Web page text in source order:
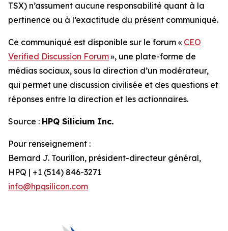
TSX) n’assument aucune responsabilité quant à la
pertinence ou à l’exactitude du présent communiqué.
Ce communiqué est disponible sur le forum « CEO
Verified Discussion Forum», une plate-forme de
médias sociaux, sous la direction d’un modérateur,
qui permet une discussion civilisée et des questions et
réponses entre la direction et les actionnaires.
Source : HPQ Silicium Inc.
Pour renseignement :
Bernard J. Tourillon, président-directeur général,
HPQ | +1 (514) 846-3271
info@hpqsilicon.com